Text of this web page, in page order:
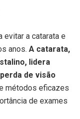
evitar a catarata e
anos. A catarata,
lidera
de visão
métodos eficazes
de exames